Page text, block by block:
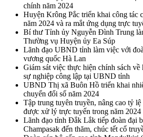
chính năm 2024
Huyện Krông Pắc triển khai công tác
năm 2024 và ra mắt ứng dụng trực
Bí thư Tỉnh ủy Nguyễn Đình Trung
Thường vụ Huyện ủy Ea Súp
Lãnh đạo UBND tỉnh làm việc với
vương quốc Hà Lan
Giám sát việc thực hiện chính sách về
sự nghiệp công lập tại UBND tỉnh
UBND Thị xã Buôn Hồ triển khai
chuyển đổi số năm 2024
Tập trung tuyên truyền, nâng cao tỷ
được xử lý trực tuyến trong năm 2024
Lãnh đạo tỉnh Đắk Lắk tiếp đoàn đại
Champasak đến thăm, chúc tết cổ